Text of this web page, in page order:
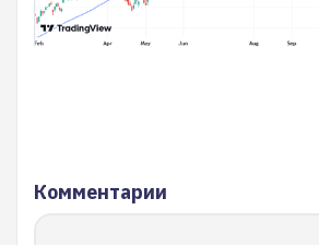
Комментарии